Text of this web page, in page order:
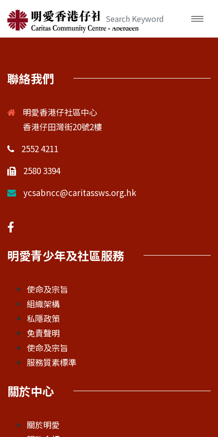
聯絡我們
明愛香港仔社區中心
香港仔田灣街20號2樓
2552 4211
2580 3394
ycsabncc@caritassws.org.hk
明愛青少年及社區服務
使命及宗旨
組織架構
私隱政策
免責聲明
使命及宗旨
服務質素標準
關於中心
關於明愛